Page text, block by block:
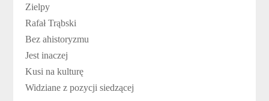
Zielpy
Rafał Trąbski
Bez ahistoryzmu
Jest inaczej
Kusi na kulturę
Widziane z pozycji siedzącej